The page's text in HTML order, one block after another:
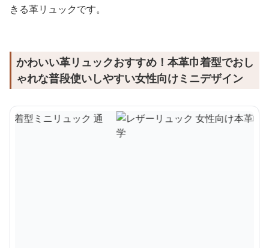
きる革リュックです。
かわいい革リュックおすすめ！本革巾着型でおし
ゃれな普段使いしやすい女性向けミニデザイン